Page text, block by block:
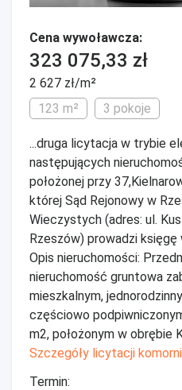
Cena wywoławcza:
323 075,33 zł
2 627 zł/m²
123 m²
3 pokoje
...druga licytacja w trybie
następujących
położonej przy
której Sąd Rejonowy w
Wieczystych (adres: ul.
Rzeszów) prowadzi
Opis nieruchomości:
nieruchomość gruntowa
mieszkalnym,
częściowo
m2, położonym w obrębie
Szczegóły licytacji
Termin: